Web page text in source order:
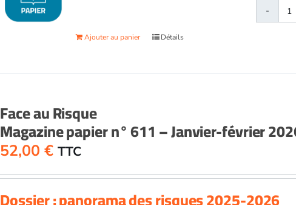
-
Ajouter au panier Détails
Face au Risque
Magazine papier n° 611 – Janvier-février
52,00€ TTC